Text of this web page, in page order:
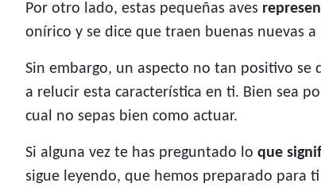
Por otro lado, estas pequeñas aves
onírico y se dice que traen buenas nuevas
Sin embargo, un aspecto no tan positivo se
a relucir esta característica en ti. Bien sea
cual no sepas bien como actuar.
Si alguna vez te has preguntado lo que
sigue leyendo, que hemos preparado para